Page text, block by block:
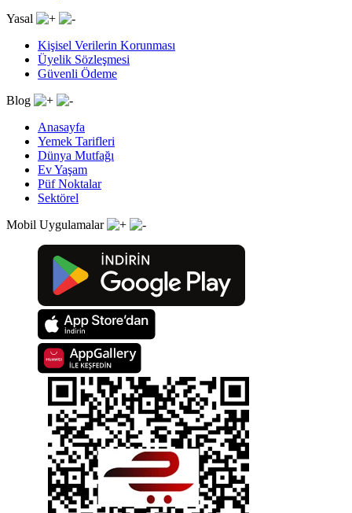
Yasal
Kişisel Verilerin Korunması
Üyelik Sözleşmesi
Güvenli Ödeme
Blog
Anasayfa
Yemek Tarifleri
Dünya Mutfağı
Ev Yaşam
Püf Noktalar
Sektörel
Mobil Uygulamalar